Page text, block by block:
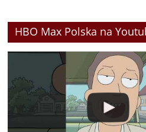
HBO Max Polska na